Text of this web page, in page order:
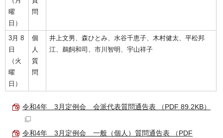
曜
日）
問
3月 8
日
（火
曜
日）
個
人
質
問
井上文男、森ひとみ、水谷千恵子、木村健太、平松邦
江、鵜飼和司、市川智明、宇山祥子
令和4年 3月定例会 会派代表質問通告表 （PDF 89.2KB）
令和4年 3月定例会 一般（個人）質問通告表 （PDF